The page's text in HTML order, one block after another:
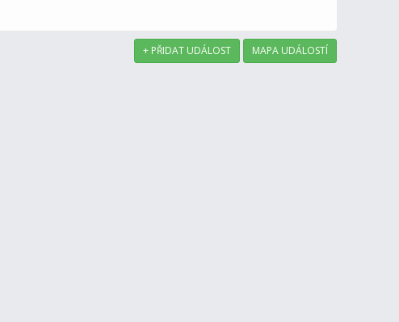
+ PŘIDAT UDÁLOST MAPA UDÁLOSTÍ